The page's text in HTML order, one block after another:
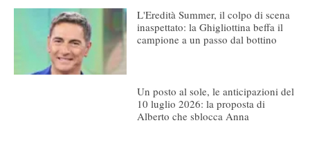
L'Eredità Summer, il colpo di scena
inaspettato: la Ghigliottina beffa il
campione a un passo dal bottino
Un posto al sole, le anticipazioni del
10 luglio 2026: la proposta di
Alberto che sblocca Anna